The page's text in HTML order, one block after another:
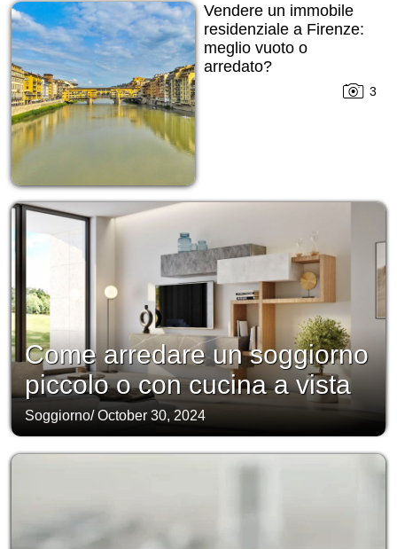
Vendere un immobile
residenziale a Firenze:
meglio vuoto o
arredato?
3
Come arredare un soggiorno
piccolo o con cucina a vista
Soggiorno/October 30, 2024